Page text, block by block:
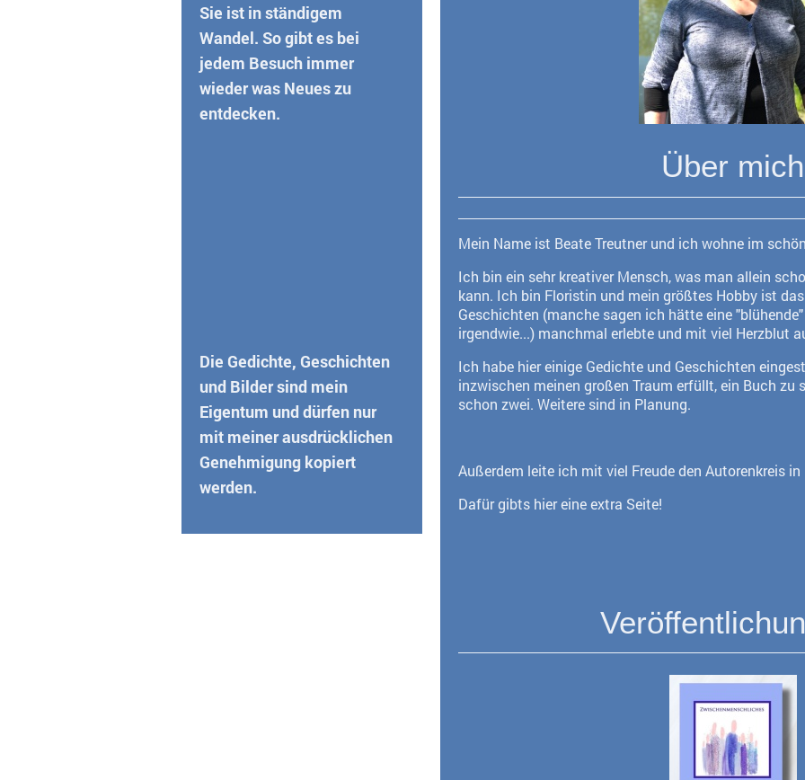
Über mich
Mein Name ist Beate Treutner und ich wohne im
Ich bin ein sehr kreativer Mensch, was man allein
kann. Ich bin Floristin und mein größtes Hobby ist
Geschichten (manche sagen ich hätte eine
irgendwie...) manchmal erlebte und mit viel Herzblut
Ich habe hier einige Gedichte und Geschichten
inzwischen meinen großen Traum erfüllt, ein Buch zu
schon zwei. Weitere sind in Planung.
Außerdem leite ich mit viel Freude den Autorenkreis in
Dafür gibts hier eine extra Seite!
Sie ist in ständigem
Wandel. So gibt es bei
jedem Besuch immer
wieder was Neues zu
entdecken.
Die Gedichte, Geschichten
und Bilder sind mein
Eigentum und dürfen nur
mit meiner ausdrücklichen
Genehmigung kopiert
werden.